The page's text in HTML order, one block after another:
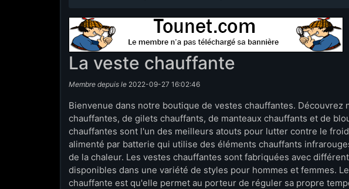
La veste chauffante
Membre depuis le 2022-09-27 16:02:46
Bienvenue dans notre boutique de vestes chauffantes. Découvrez
chauffantes, de gilets chauffants, de manteaux chauffants et de
chauffantes sont l'un des meilleurs atouts pour lutter contre le
alimenté par batterie qui utilise des éléments chauffants
de la chaleur. Les vestes chauffantes sont fabriquées avec
disponibles dans une variété de styles pour hommes et femmes.
chauffante est qu'elle permet au porteur de réguler sa propre